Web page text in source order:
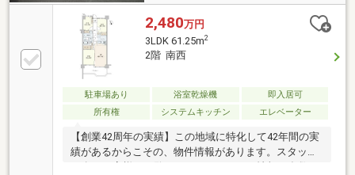
2,480万円
3LDK 61.25m2
2階 南西
駐車場あり 浴室乾燥機
即入居可
所有権
システムキッチン エレベーター
【創業42周年の実績】この地域に特化して42年間の実
績があるからこその、物件情報があります。スタッフ